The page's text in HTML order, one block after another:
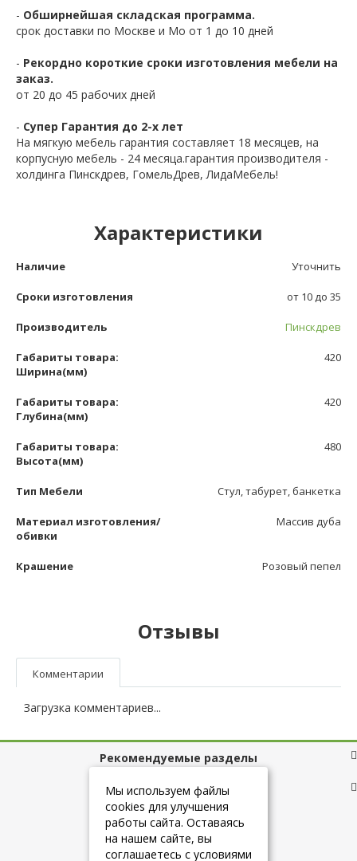
- Обширнейшая складская программа.
срок доставки по Москве и Мо от 1 до 10 дней
- Рекордно короткие сроки изготовления мебели на
заказ.
от 20 до 45 рабочих дней
- Супер Гарантия до 2-х лет
На мягкую мебель гарантия составляет 18 месяцев, на
корпусную мебель - 24 месяца.гарантия производителя -
холдинга Пинскдрев, ГомельДрев, ЛидаМебель!
Характеристики
Наличие Уточнить
Сроки изготовления от 10 до 35
Производитель Пинскдрев
Габариты товара:
Ширина(мм)
420
Габариты товара:
Глубина(мм)
420
Габариты товара:
Высота(мм)
480
Тип Мебели Стул, табурет, банкетка
Материал изготовления/
обивки
Массив дуба
Крашение Розовый пепел
Отзывы
Комментарии
Загрузка комментариев...
Рекомендуемые разделы
Полезные ссылки
+7 (925) 084-10-60
Мы используем файлы
cookies для улучшения
работы сайта. Оставаясь
на нашем сайте, вы
соглашаетесь с условиями